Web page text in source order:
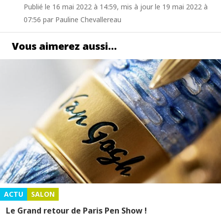
Publié le 16 mai 2022 à 14:59, mis à jour le 19 mai 2022 à
07:56 par Pauline Chevallereau
Vous aimerez aussi…
ACTU SALON
Le Grand retour de Paris Pen Show !